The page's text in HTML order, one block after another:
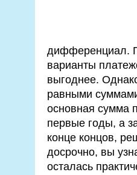
дифференциал.
варианты
выгоднее.
равными
основная сумма
первые годы, а
конце концов,
досрочно, вы
осталась